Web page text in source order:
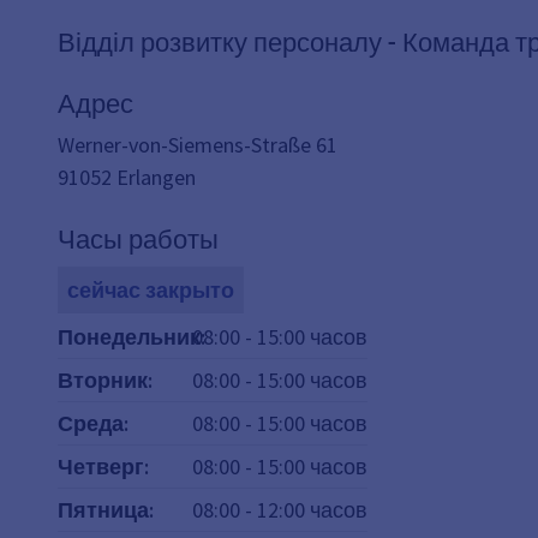
Відділ розвитку персоналу - Команда
Адрес
Werner-von-Siemens-Straße 61
91052 Erlangen
Часы работы
сейчас закрыто
Понедельник:
08:00 - 15:00 часов
Вторник: 08:00 - 15:00 часов
Среда: 08:00 - 15:00 часов
Четверг: 08:00 - 15:00 часов
Пятница: 08:00 - 12:00 часов